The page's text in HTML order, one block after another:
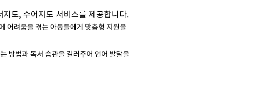
도, 수어지도 서비스를 제공합니다.
어려움을 겪는 아동들에게 맞춤형 지원을
방법과 독서 습관을 길러주어 언어 발달을